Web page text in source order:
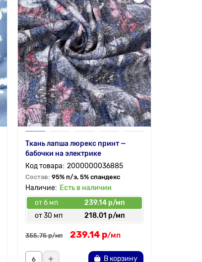
Ткань лапша люрекс принт —
бабочки на электрике
2000000036885
Состав: 95% п/э, 5% спандекс
Есть в наличии
от 6 мп
239.14 р/мп
от 30 мп
218.01 р/мп
355.75 р/мп 239.14 р/мп
В корзину